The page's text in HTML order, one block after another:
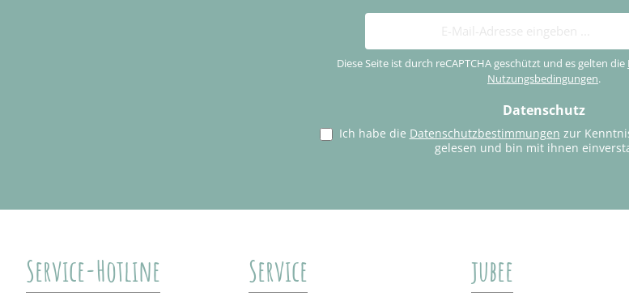
Adresse
*
Diese Seite ist durch reCAPTCHA geschützt und es gelten die
Nutzungsbedingungen.
Datenschutz
Ich habe die Datenschutzbestimmungen zur
gelesen und bin mit ihnen
Service-Hotline Service jubee